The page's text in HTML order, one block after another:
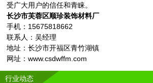
受广大用户的信任和青睐。
长沙市芙蓉区顺珍装饰材料厂
手机：15675818662
联系人：吴经理
地址：长沙市开福区青竹湖镇
网址：www.csdwffm.com
行业动态